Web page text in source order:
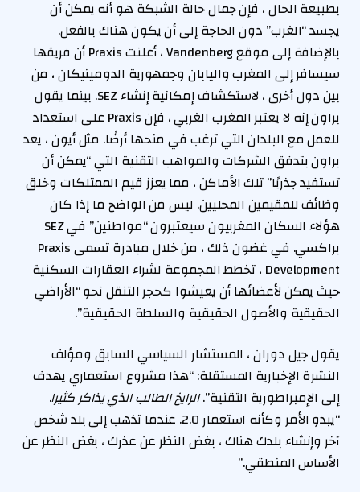
بطبيعة الحال ، فإن جمال حالة الشبكة هو أنه يمكن أن
يجسد “الغرب” دون الحاجة إلى أن يكون هناك بالفعل.
بالإضافة إلى موقع Vandenberg ، أعلنت Praxis أن فريقها
سيسافر إلى المغرب واليابان وجمهورية الدومينيكان ، من
بين دول أخرى ، لاستكشاف إمكانية إنشاء SEZ. بينما يقول
براون إنه لا يعتبر المغرب الغربي ، فإن Praxis على استعداد
للعمل مع البلدان التي ترغب في منحها أرضًا. مثل أيون ، يعد
براون بتدفق الشركات والمواهب التقنية التي “يمكن أن
تستفيد جذريًا” تلك الأماكن ، مما يعزز قيم الممتلكات وخلق
وظائف للمقيمين المحليين. ليس من الواضح ما إذا كان
هؤلاء السكان المغربيون سيعتبرون “مواطنين” في SEZ
براكسي. في غضون ذلك ، من خلال مبادرة تسمى Praxis
Development ، تخطط المجموعة لشراء العقارات السكنية
حيث يمكن لأعضائها أن يعيشوا كحجر التنقل نحو “الأراضي
الحقيقية والأصول الحقيقية والسلطة الحقيقية”.
يقول جيل دوران ، المستشار السياسي السابق ومؤلف
النشرة الإخبارية المستقلة: “هذا مشروع استعماري يهدف
إلى الإمبراطورية التقنية”.الرايخ الطالب الذي يذاكر كثيرا.
“يبدو الأمر وكأنه استعمار 2.0. عندما تذهب إلى بلد شخص
آخر وإنشاء بلدك هناك ، بغض النظر عن عذرك ، بغض النظر عن
الأساس المنطقي.”